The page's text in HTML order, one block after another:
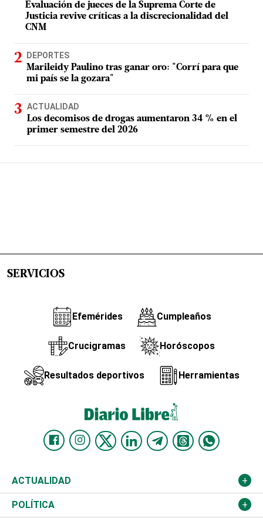
Evaluación de jueces de la Suprema Corte de
Justicia revive críticas a la discrecionalidad del
CNM
DEPORTES
Marileidy Paulino tras ganar oro: "Corrí para que
mi país se la gozara"
ACTUALIDAD
Los decomisos de drogas aumentaron 34 % en el
primer semestre del 2026
SERVICIOS
Efemérides Cumpleaños
Crucigramas Horóscopos
Resultados deportivos Herramientas
ACTUALIDAD
Nacional
POLÍTICA